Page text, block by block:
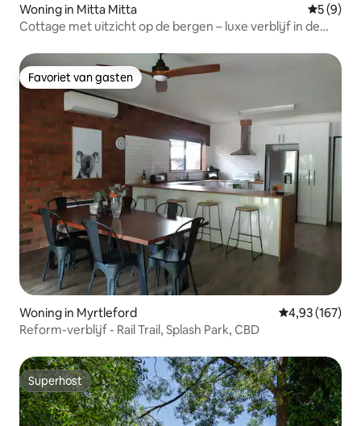
Woning in Mitta Mitta
5 (9)
Cottage met uitzicht op de bergen – luxe verblijf in de
Favoriet van gasten
Favoriet van gasten
Woning in Myrtleford Gemiddelde
4,93 (167)
Reform-verblijf - Rail Trail, Splash Park, CBD
Superhost
Superhost